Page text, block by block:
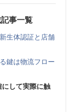
事一覧
生体認証と店舗
鍵は物流フロー
して実際に触